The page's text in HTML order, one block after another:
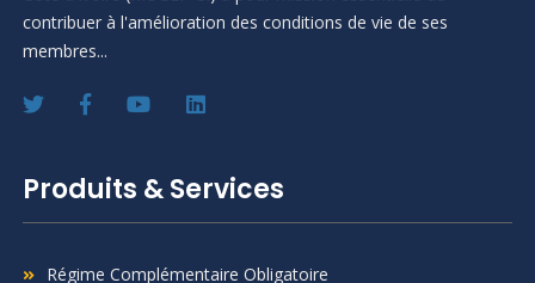
contribuer à l'amélioration des conditions de vie de ses
membres...
Produits & Services
Régime Complémentaire Obligatoire